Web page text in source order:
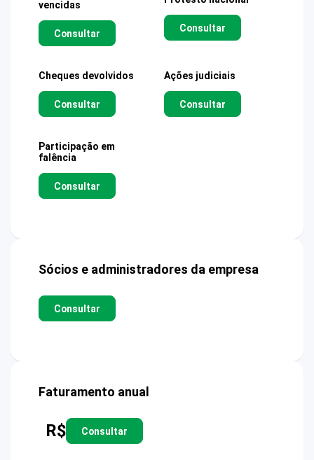
vencidas
Consultar Consultar
Cheques devolvidos
Consultar
Ações judiciais
Consultar
Participação em
falência
Consultar
Sócios e administradores da empresa
Consultar
Faturamento anual
R$ Consultar